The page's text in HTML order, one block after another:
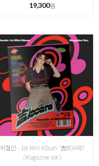
19,300원
피철인 - 1st Mini Album '吉BOARD'
(Magazine Ver.)